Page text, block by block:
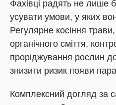
Фахівці радять не лише
усувати умови, у яких
Регулярне косіння
органічного сміття,
проріджування рослин
знизити ризик появи
Комплексний догляд за